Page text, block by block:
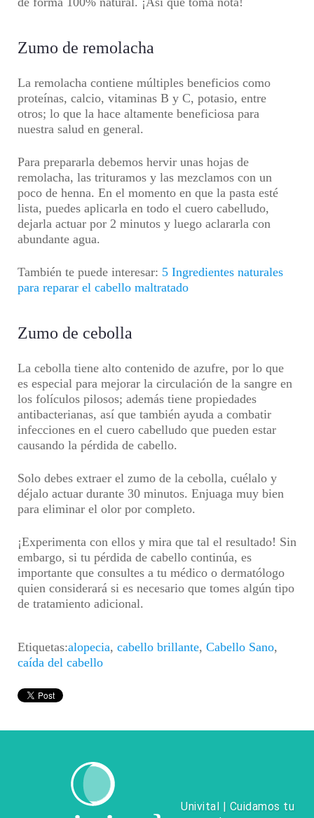
Zumo de remolacha
La remolacha contiene múltiples beneficios como
proteínas, calcio, vitaminas B y C, potasio, entre
otros; lo que la hace altamente beneficiosa para
nuestra salud en general.
Para prepararla debemos hervir unas hojas de
remolacha, las trituramos y las mezclamos con un
poco de henna. En el momento en que la pasta esté
lista, puedes aplicarla en todo el cuero cabelludo,
dejarla actuar por 2 minutos y luego aclararla con
abundante agua.
También te puede interesar: 5 Ingredientes naturales
para reparar el cabello maltratado
Zumo de cebolla
La cebolla tiene alto contenido de azufre, por lo que
es especial para mejorar la circulación de la sangre en
los folículos pilosos; además tiene propiedades
antibacterianas, así que también ayuda a combatir
infecciones en el cuero cabelludo que pueden estar
causando la pérdida de cabello.
Solo debes extraer el zumo de la cebolla, cuélalo y
déjalo actuar durante 30 minutos. Enjuaga muy bien
para eliminar el olor por completo.
¡Experimenta con ellos y mira que tal el resultado! Sin
embargo, si tu pérdida de cabello continúa, es
importante que consultes a tu médico o dermatólogo
quien considerará si es necesario que tomes algún tipo
de tratamiento adicional.
Etiquetas:alopecia, cabello brillante, Cabello Sano,
caída del cabello
Univital | Cuidamos tu